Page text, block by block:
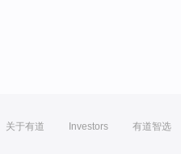
关于有道 Investors 有道智选